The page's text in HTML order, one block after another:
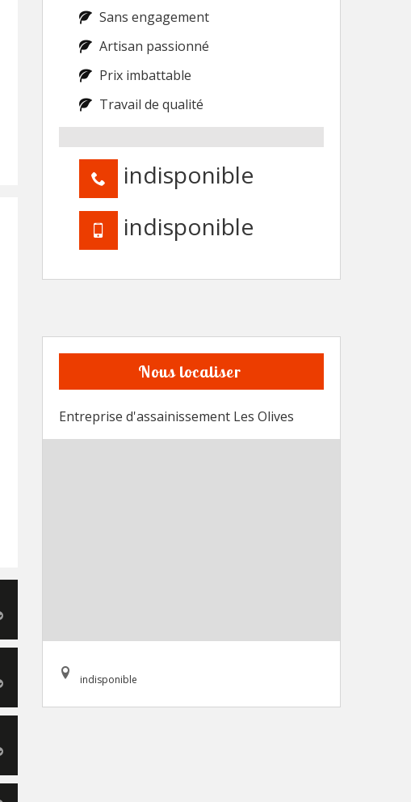
Sans engagement
Artisan passionné
Prix imbattable
Travail de qualité
indisponible
indisponible
Nous localiser
Entreprise d'assainissement Les Olives
indisponible